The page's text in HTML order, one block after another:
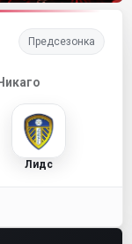
Предсезонка
Лидс